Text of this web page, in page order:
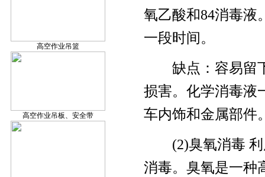
氧乙酸和84消毒液
一段时间。
缺点：容易留下
损害。化学消毒液
车内饰和金属部件
(2)臭氧消毒 利
消毒。臭氧是一种